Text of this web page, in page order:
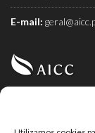
E-mail:
AICC
associação dos